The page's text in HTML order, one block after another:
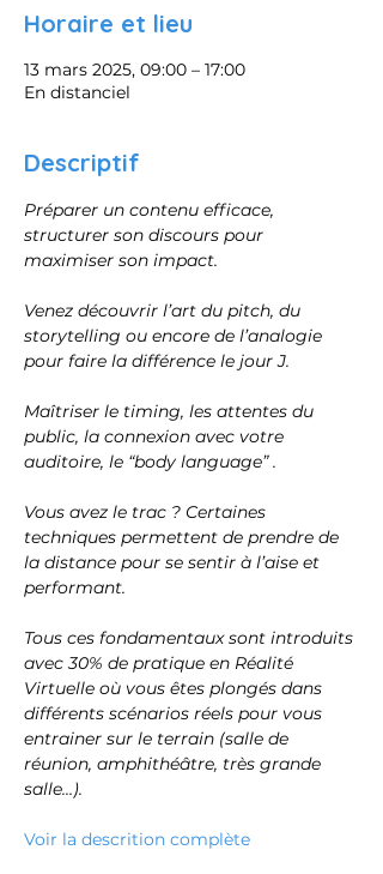
Horaire et lieu
13 mars 2025, 09:00 – 17:00
En distanciel
Descriptif
Préparer un contenu efficace,
structurer son discours pour
maximiser son impact.
Venez découvrir l’art du pitch, du
storytelling ou encore de l’analogie
pour faire la différence le jour J.
Maîtriser le timing, les attentes du
public, la connexion avec votre
auditoire, le “body language” .
Vous avez le trac ? Certaines
techniques permettent de prendre de
la distance pour se sentir à l’aise et
performant.
Tous ces fondamentaux sont introduits
avec 30% de pratique en Réalité
Virtuelle où vous êtes plongés dans
différents scénarios réels pour vous
entrainer sur le terrain (salle de
réunion, amphithéâtre, très grande
salle…).
Voir la descrition complète